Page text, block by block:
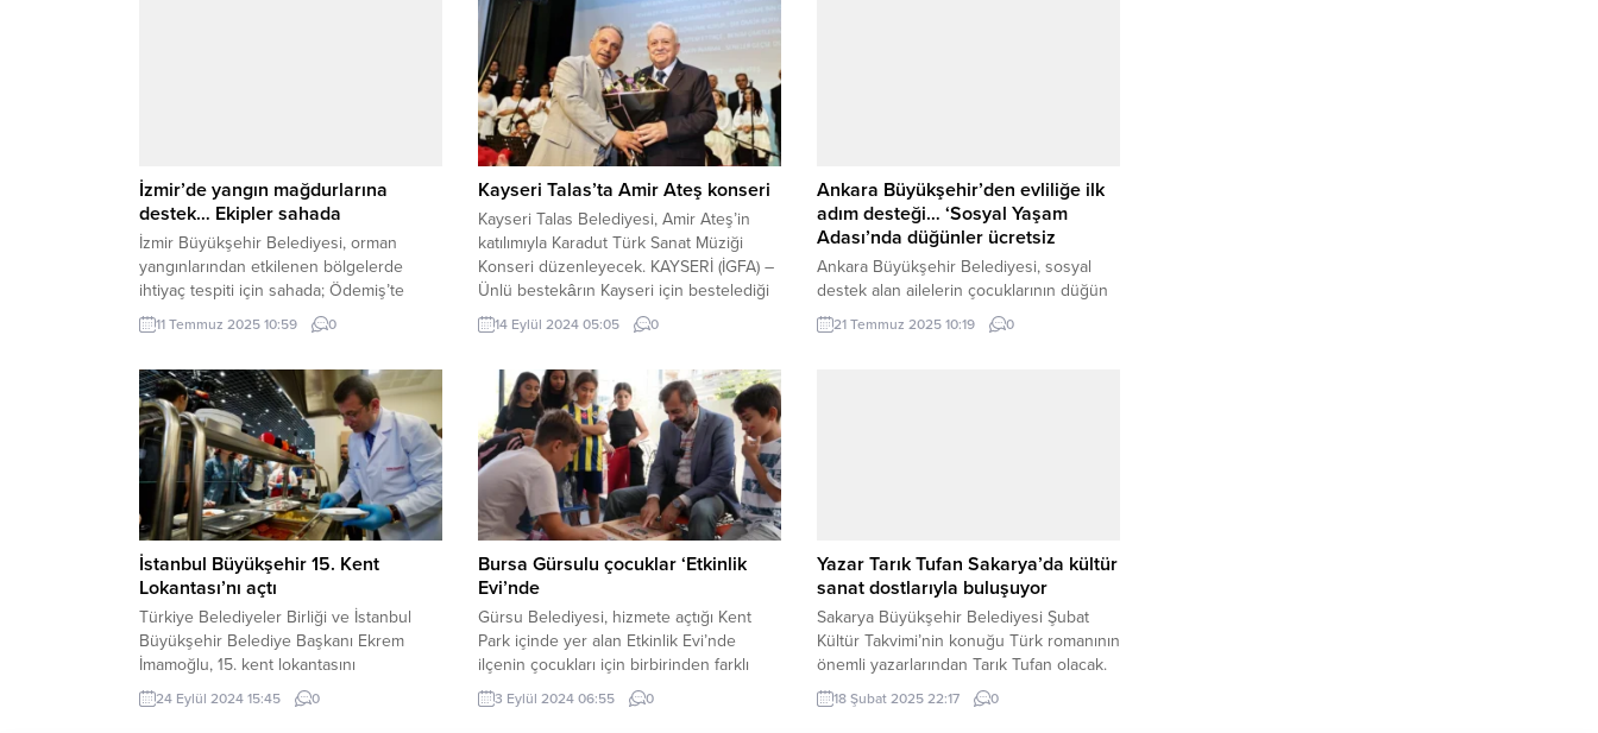
İzmir’de yangın mağdurlarına
destek… Ekipler sahada
İzmir Büyükşehir Belediyesi, orman
yangınlarından etkilenen bölgelerde
ihtiyaç tespiti için sahada; Ödemiş’te
yangın mağduru Aysima ve ailesiyle
görüşen ekipler, destek ağı oluşturuyor
Belediyesi, geçtiğimiz hafta kent
genelinde etkili olan orman yangınlarının
ardından mağdur vatandaşlara destek
olmak için çalışmalarını hız kesmeden
sürdürüyor. Ödemiş, Çeşme, Seferihisar,
Foça,...
11 Temmuz 2025 10:59 0
Kayseri Talas’ta Amir Ateş konseri
Kayseri Talas Belediyesi, Amir Ateş’in
katılımıyla Karadut Türk Sanat Müziği
Konseri düzenleyecek. KAYSERİ (İGFA) –
Ünlü bestekârın Kayseri için bestelediği
eserlerin de seslendirileceği konser, 20
Eylül Cuma günü saat 19.00’da
ve Kültür Merkezinde gerçekleşecek
konserde Dr. Adnan Çoban ve Sezen Cin
Özdemir de sahne alacak. TRT...
14 Eylül 2024 05:05 0
Ankara Büyükşehir’den evliliğe ilk
adım desteği… ‘Sosyal Yaşam
Adası’nda düğünler ücretsiz
Ankara Büyükşehir Belediyesi, sosyal
destek alan ailelerin çocuklarının düğün
masraflarını en aza indirmek için yeni bir
destek programı hazırladı. Destek
21 Temmuz 2025 10:19 0
İstanbul Büyükşehir 15. Kent
Lokantası’nı açtı
Türkiye Belediyeler Birliği ve İstanbul
Büyükşehir Belediye Başkanı Ekrem
İmamoğlu, 15. kent lokantasını
Sancaktepe’de açtı. Kent lokantası açılışı,
vatandaşların yoğun ilgisi nedeniyle
24 Eylül 2024 15:45 0
Bursa Gürsulu çocuklar ‘Etkinlik
Evi’nde
Gürsu Belediyesi, hizmete açtığı Kent
Park içinde yer alan Etkinlik Evi’nde
ilçenin çocukları için birbirinden farklı
etkinlikler ve atölyeler düzenliyor.
Çocukların hayranlıkla takip ettiği
3 Eylül 2024 06:55 0
Yazar Tarık Tufan Sakarya’da kültür
sanat dostlarıyla buluşuyor
Sakarya Büyükşehir Belediyesi Şubat
Kültür Takvimi’nin konuğu Türk romanının
önemli yazarlarından Tarık Tufan olacak.
Tufan, “Kelimelere ve Hikayelere
Tutunmak” konulu söyleşi programıyla
18 Şubat 2025 22:17 0